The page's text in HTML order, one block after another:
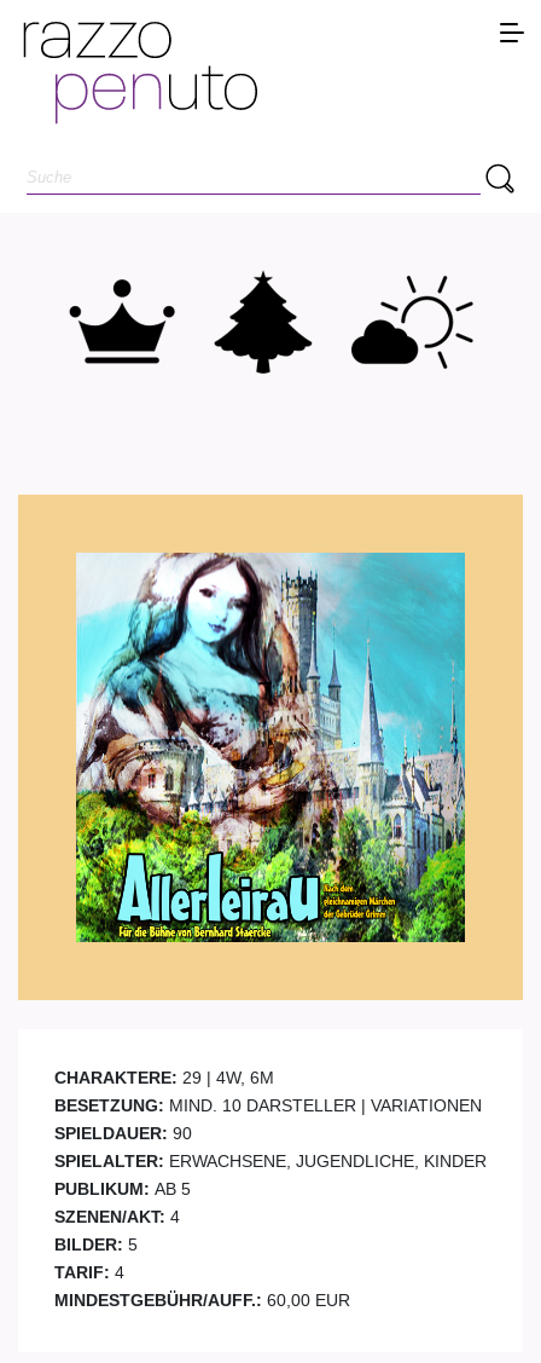
CHARAKTERE: 29 | 4W, 6M
BESETZUNG: MIND. 10 DARSTELLER | VARIATIONEN
SPIELDAUER: 90
SPIELALTER: ERWACHSENE, JUGENDLICHE, KINDER
PUBLIKUM: AB 5
SZENEN/AKT: 4
BILDER: 5
TARIF: 4
MINDESTGEBÜHR/AUFF.: 60,00 EUR